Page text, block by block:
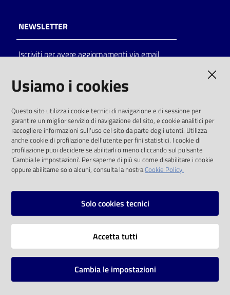
Catalogo
on line
Eventi
Chiedi al
bibliotecario
NEWSLETTER
Iscriviti per avere aggiornamenti via email
solo alle condizioni previste dalla direttiva
comunitaria 2003/98/CE e dal d.lgs. 36/2006
SOCIAL
Instagram
Vai alla pagina
Mappa del sito
Usiamo i cookies
Questo sito utilizza i cookie tecnici di navigazione e di sessione per
garantire un miglior servizio di navigazione del sito, e cookie analitici per
raccogliere informazioni sull'uso del sito da parte degli utenti. Utilizza
anche cookie di profilazione dell'utente per fini statistici. I cookie di
profilazione puoi decidere se abilitarli o meno cliccando sul pulsante
'Cambia le impostazioni'. Per saperne di più su come disabilitare i cookie
oppure abilitarne solo alcuni, consulta la nostraCookie Policy.
Solo cookies tecnici
Accetta tutti
Cambia le impostazioni